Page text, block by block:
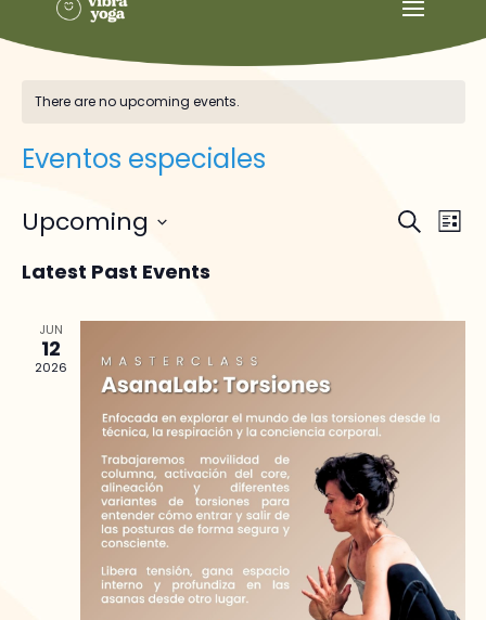
There are no upcoming events.
Eventos especiales
Events
Search
List
Upcoming
date.
Latest Past Events
JUN
12
2026